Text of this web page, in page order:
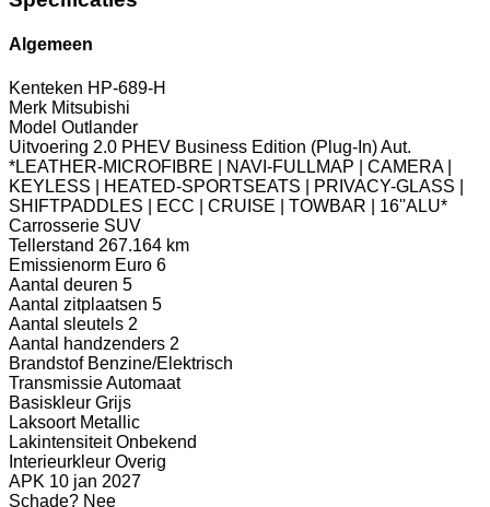
Algemeen
Kenteken HP-689-H
Merk Mitsubishi
Model Outlander
Uitvoering 2.0 PHEV Business Edition (Plug-In) Aut.
*LEATHER-MICROFIBRE | NAVI-FULLMAP | CAMERA |
KEYLESS | HEATED-SPORTSEATS | PRIVACY-GLASS |
SHIFTPADDLES | ECC | CRUISE | TOWBAR | 16''ALU*
Carrosserie SUV
Tellerstand 267.164 km
Emissienorm Euro 6
Aantal deuren 5
Aantal zitplaatsen 5
Aantal sleutels 2
Aantal handzenders 2
Brandstof Benzine/Elektrisch
TransmissieAutomaat
Basiskleur Grijs
Laksoort Metallic
Lakintensiteit Onbekend
Interieurkleur Overig
APK 10 jan 2027
Schade? Nee